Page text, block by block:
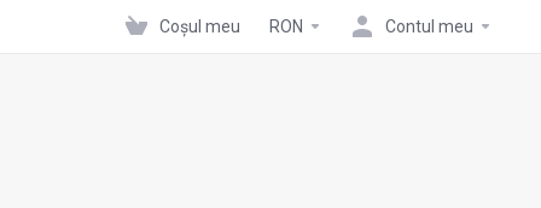
Coșul meu RON Contul meu